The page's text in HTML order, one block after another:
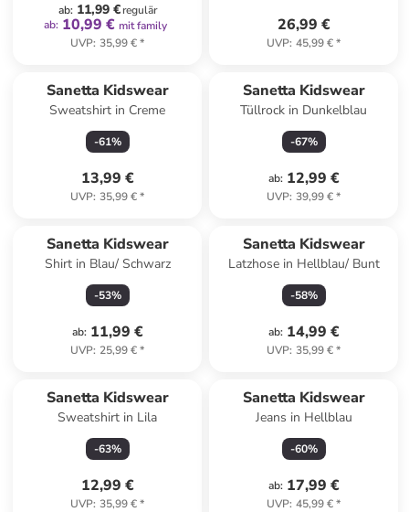
ab: 11,99 €regulär
ab: 10,99 € mit family
UVP: 35,99 €*
26,99 €
UVP: 45,99 €*
Sanetta Kidswear
Sweatshirt in Creme
-61%
13,99 €
UVP: 35,99 €*
Sanetta Kidswear
Tüllrock in Dunkelblau
-67%
ab: 12,99 €
UVP: 39,99 €*
Sanetta Kidswear
Shirt in Blau/ Schwarz
-53%
ab: 11,99 €
UVP: 25,99 €*
Sanetta Kidswear
Latzhose in Hellblau/ Bunt
-58%
ab: 14,99 €
UVP: 35,99 €*
Sanetta Kidswear
Sweatshirt in Lila
-63%
12,99 €
UVP: 35,99 €*
Sanetta Kidswear
Jeans in Hellblau
-60%
ab: 17,99 €
UVP: 45,99 €*